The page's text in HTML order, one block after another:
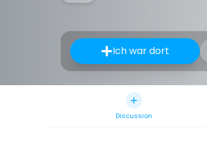
Ich war dort
Discussion